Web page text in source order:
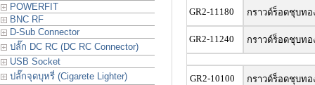
POWERFIT
BNC RF
D-Sub Connector
ปลั๊ก DC RC (DC RC Connector)
USB Socket
ปลั๊กจุดบุหรี่ (Cigarete Lighter)
GR2-11180 กราวด์ร็อดชุบทอ
GR2-11240 กราวด์ร็อดชุบทอ
GR2-10100 กราวด์ร็อดชุบทอ